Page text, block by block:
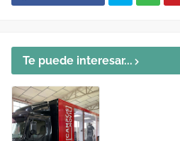
Te puede interesar...